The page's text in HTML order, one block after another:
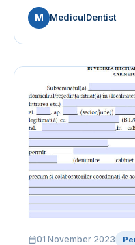
M MediculDentist
01 November 2023